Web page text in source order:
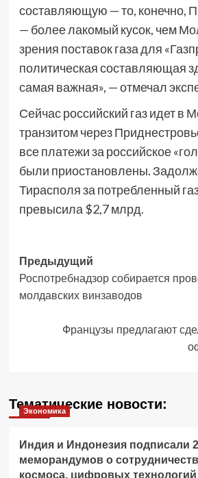
составляющую — то, конечно,
— более лакомый кусок, чем
зрения поставок газа для
политическая составляющая
самая важная», — отмечал
Сейчас российский газ идет в
транзитом через
все платежи за российское
были приостановлены.
Тирасполя за потребленный
превысила $2,7 млрд.
Навигация
записи
Предыдущий
Роспотребнадзор собирается
молдавских винзаводов
Французы предлагают
Тематические новости:
Экономика
Индия и Индонезия подписали
меморандумов о
космоса, цифровых технологий